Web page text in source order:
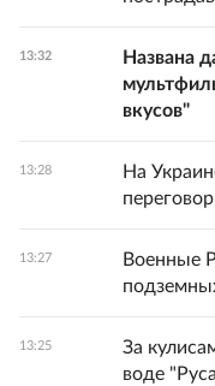
13:32
Названа
вкусов"
13:28
На
13:27
Военные
13:25
За
воде